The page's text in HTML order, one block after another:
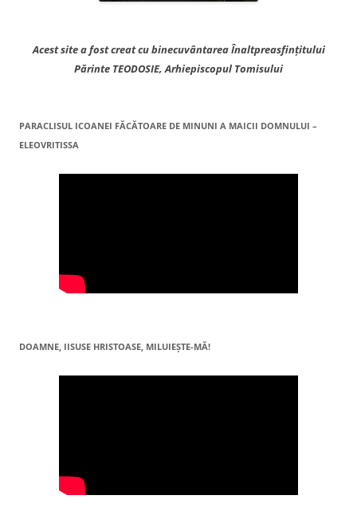
Acest site a fost creat cu binecuvântarea Înaltpreasfințitului
Părinte TEODOSIE, Arhiepiscopul Tomisului
PARACLISUL ICOANEI FĂCĂTOARE DE MINUNI A MAICII DOMNULUI –
ELEOVRITISSA
DOAMNE, IISUSE HRISTOASE, MILUIEŞTE-MĂ!